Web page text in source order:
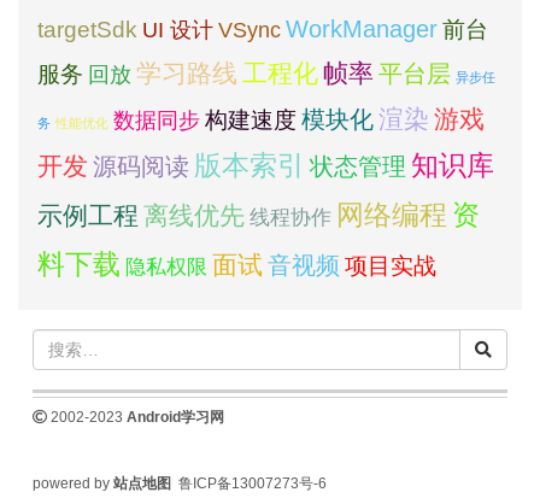
targetSdk UI 设计 VSyncWorkManager前台
服务 回放 学习路线 工程化帧率 平台层 异步任
务 性能优化 数据同步 构建速度 模块化渲染 游戏
开发 源码阅读 版本索引 状态管理 知识库
示例工程 离线优先 线程协作 网络编程 资
料下载 隐私权限 面试 音视频 项目实战
2002-2023 Android学习网
powered by 站点地图 鲁ICP备13007273号-6